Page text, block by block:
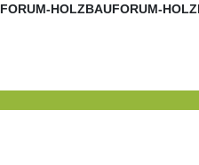
FORUM-HOLZBAUFORUM-